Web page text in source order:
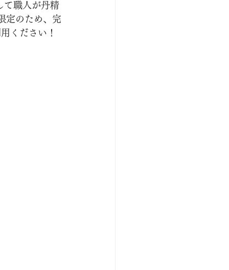
て職人が丹精
定のため、完
ください！